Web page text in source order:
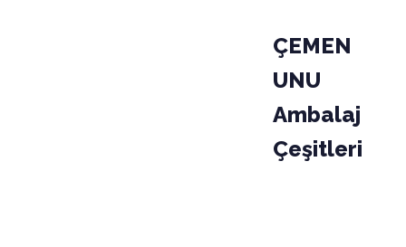
ÇEMEN
UNU
Ambalaj
Çeşitleri